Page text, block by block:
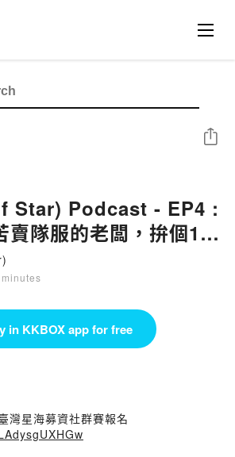
Star) Podcast - EP4 :
賣隊服的老闆，拚個18-
Share
in KKBOX app for free
星海募資社群賽報名